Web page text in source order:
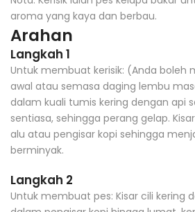
aroma yang kaya dan berbau.
Arahan
Langkah 1
Untuk membuat kerisik: (Anda boleh
awal atau semasa daging lembu
dalam kuali tumis kering dengan api
sentiasa, sehingga perang gelap.
alu atau pengisar kopi sehingga
berminyak.
Langkah 2
Untuk membuat pes: Kisar cili kering
dalam pengisar kopi hingga lumat,